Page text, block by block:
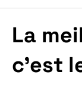
La
c'est